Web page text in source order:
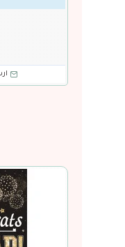
الشراء السريع